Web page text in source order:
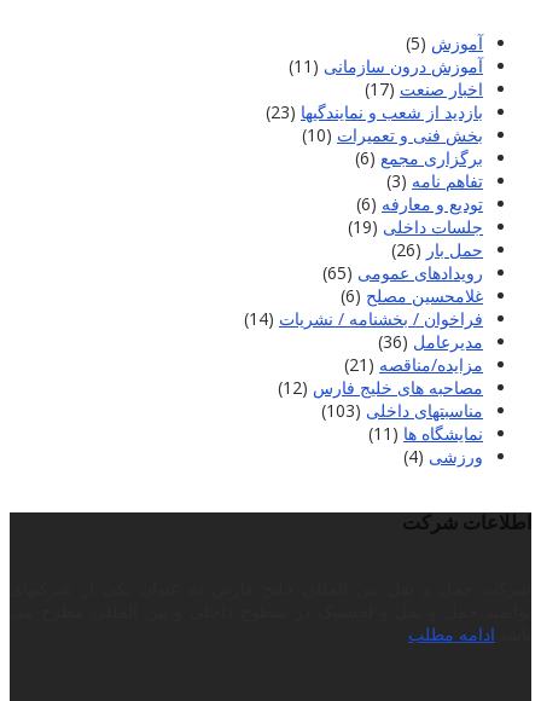
آموزش (5)
آموزش درون سازمانی (11)
اخبار صنعت (17)
بازدید از شعب و نمایندگیها (23)
بخش فنی و تعمیرات (10)
برگزاری مجمع (6)
تفاهم نامه (3)
تودیع و معارفه (6)
جلسات داخلی (19)
حمل بار (26)
رویدادهای عمومی (65)
غلامحسین مصلح (6)
فراخوان / بخشنامه / نشریات (14)
مدیرعامل (36)
مزایده/مناقصه (21)
مصاحبه های خلیج فارس (12)
مناسبتهای داخلی (103)
نمایشگاه ها (11)
ورزشی (4)
اطلاعات شرکت
ادامه مطلب